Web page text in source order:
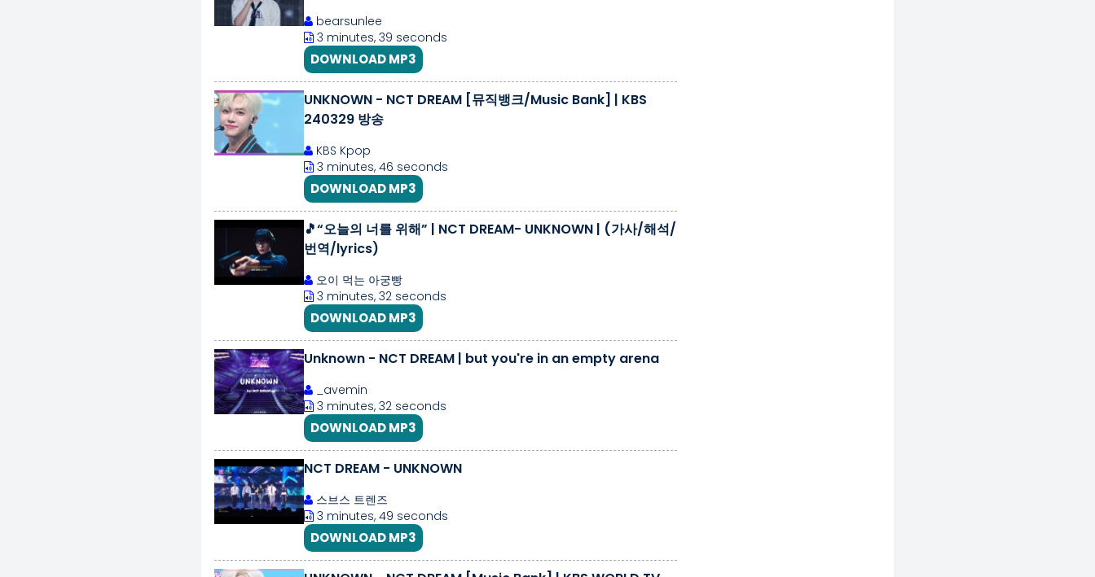
bearsunlee
3 minutes, 39 seconds
DOWNLOAD MP3
UNKNOWN - NCT DREAM [뮤직뱅크/Music Bank] | KBS
240329 방송
KBS Kpop
3 minutes, 46 seconds
DOWNLOAD MP3
🎵“오늘의 너를 위해” | NCT DREAM- UNKNOWN | (가사/해석/
번역/lyrics)
오이 먹는 아궁빵
3 minutes, 32 seconds
DOWNLOAD MP3
Unknown - NCT DREAM | but you're in an empty arena
_avemin
3 minutes, 32 seconds
DOWNLOAD MP3
NCT DREAM - UNKNOWN
스브스 트렌즈
3 minutes, 49 seconds
DOWNLOAD MP3